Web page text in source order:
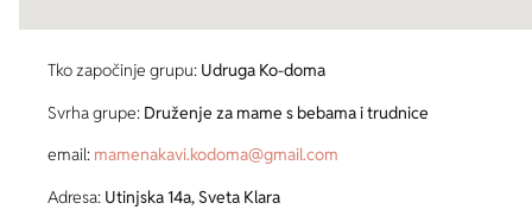
Tko započinje grupu: Udruga Ko-doma
Svrha grupe: Druženje za mame s bebama i trudnice
email: mamenakavi.kodoma@gmail.com
Adresa: Utinjska 14a, Sveta Klara